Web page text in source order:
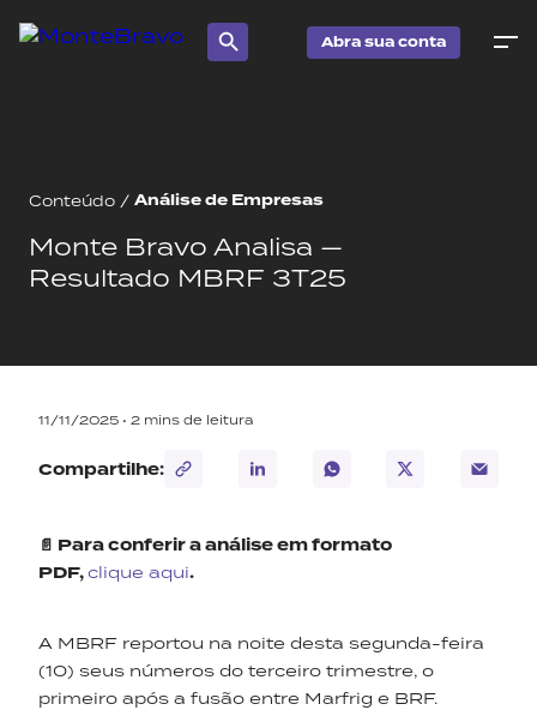
Abra sua conta
Conteúdo / Análise de Empresas
Monte Bravo Analisa —
Resultado MBRF 3T25
11/11/2025 • 2 mins de leitura
Compartilhe:
📄 Para conferir a análise em formato
PDF,clique aqui.
A MBRF reportou na noite desta segunda-feira
(10) seus números do terceiro trimestre, o
primeiro após a fusão entre Marfrig e BRF.